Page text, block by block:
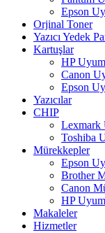
Epson
Orjinal Toner
Yazıcı Yedek
Kartuşlar
HP
Canon
Epson
Yazıcılar
CHIP
Lexmark
Toshiba
Mürekkepler
Epson
Brother
Canon
HP
Makaleler
Hizmetler